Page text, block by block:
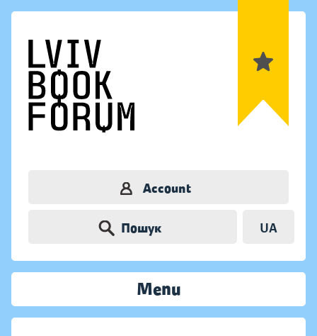
Account
Пошук UA
Menu